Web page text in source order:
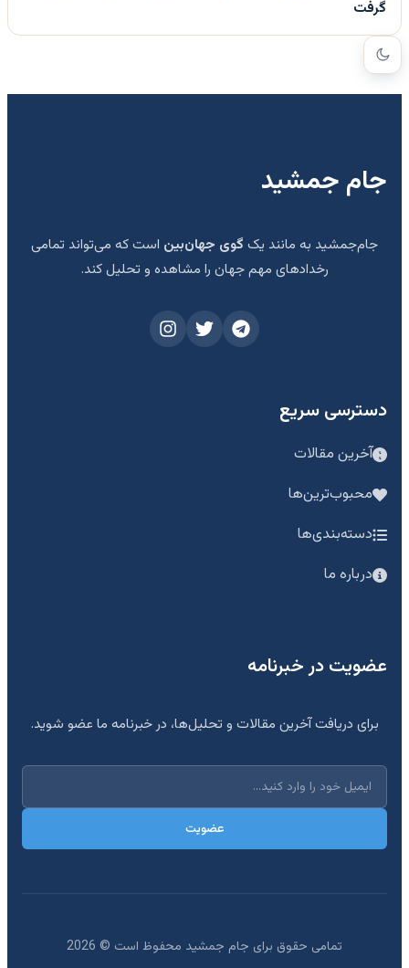
گرفت
جام جمشید
جام‌جمشید به مانند یک گوی جهان‌بین است که می‌تواند تمامی
رخدادهای مهم جهان را مشاهده و تحلیل کند.
دسترسی سریع
آخرین مقالات
محبوب‌ترین‌ها
دسته‌بندی‌ها
درباره ما
عضویت در خبرنامه
برای دریافت آخرین مقالات و تحلیل‌ها، در خبرنامه ما عضو شوید.
عضویت
تمامی حقوق برای جام جمشید محفوظ است © 2026